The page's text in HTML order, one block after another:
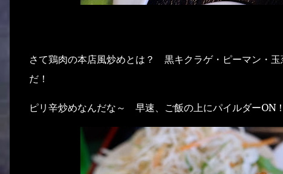
さて鶏肉の本店風炒めとは？ 黒キクラゲ・ピーマン・
だ！
ピリ辛炒めなんだな～ 早速、ご飯の上にパイルダーON！